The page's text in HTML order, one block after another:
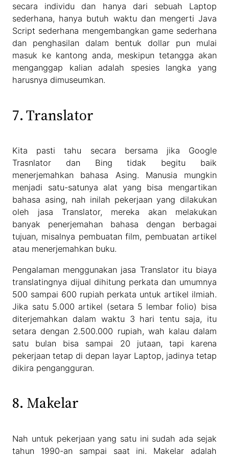
secara individu dan hanya dari sebuah Laptop
sederhana, hanya butuh waktu dan mengerti Java
Script sederhana mengembangkan game sederhana
dan penghasilan dalam bentuk dollar pun mulai
masuk ke kantong anda, meskipun tetangga akan
menganggap kalian adalah spesies langka yang
harusnya dimuseumkan.
7. Translator
Kita pasti tahu secara bersama jika Google
Trasnlator dan Bing tidak begitu baik
menerjemahkan bahasa Asing. Manusia mungkin
menjadi satu-satunya alat yang bisa mengartikan
bahasa asing, nah inilah pekerjaan yang dilakukan
oleh jasa Translator, mereka akan melakukan
banyak penerjemahan bahasa dengan berbagai
tujuan, misalnya pembuatan film, pembuatan artikel
atau menerjemahkan buku.
Pengalaman menggunakan jasa Translator itu biaya
translatingnya dijual dihitung perkata dan umumnya
500 sampai 600 rupiah perkata untuk artikel ilmiah.
Jika satu 5.000 artikel (setara 5 lembar folio) bisa
diterjemahkan dalam waktu 3 hari tentu saja, itu
setara dengan 2.500.000 rupiah, wah kalau dalam
satu bulan bisa sampai 20 jutaan, tapi karena
pekerjaan tetap di depan layar Laptop, jadinya tetap
dikira pengangguran.
8. Makelar
Nah untuk pekerjaan yang satu ini sudah ada sejak
tahun 1990-an sampai saat ini. Makelar adalah